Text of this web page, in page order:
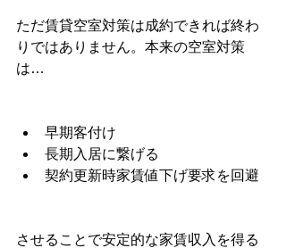
ただ賃貸空室対策は成約できれば終わ
りではありません。本来の空室対策
は…
早期客付け
長期入居に繋げる
契約更新時家賃値下げ要求を回避
させることで安定的な家賃収入を得る